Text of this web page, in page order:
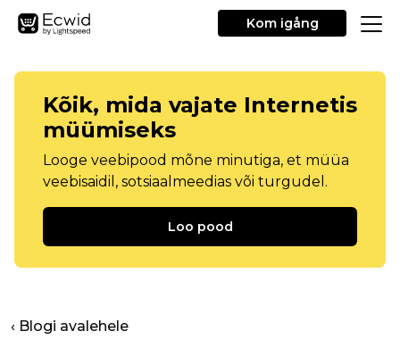
Kom igång
Kõik, mida vajate Internetis
müümiseks
Looge veebipood mõne minutiga, et müüa
veebisaidil, sotsiaalmeedias või turgudel.
Loo pood
‹ Blogi avalehele